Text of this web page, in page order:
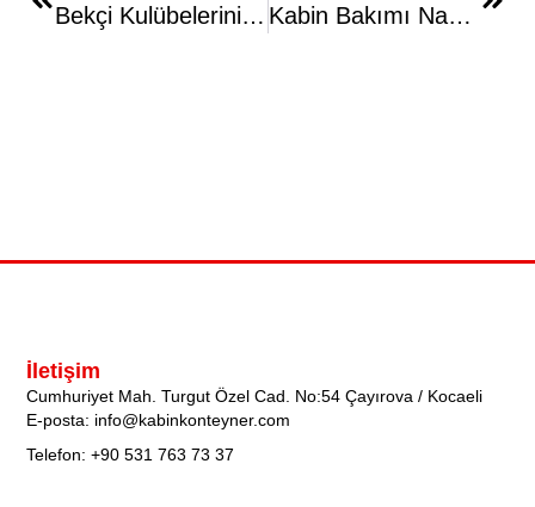
Bekçi Kulübelerinin Kullanım Alanları Ve Üretim Süreci Kabin Bakımı Nasıl Yapılmalıdır?
İletişim
Cumhuriyet Mah. Turgut Özel Cad. No:54 Çayırova / Kocaeli
E-posta: info@kabinkonteyner.com
Telefon: +90 531 763 73 37